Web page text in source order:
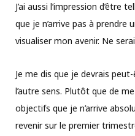
J’ai aussi l’impression
que je n’arrive pas à
visualiser mon avenir. Ne
Je me dis que je devrais
l’autre sens. Plutôt que de
objectifs que je n’arrive
revenir sur le premier